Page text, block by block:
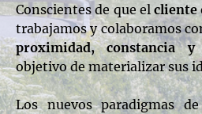
Conscientes de que el cliente
trabajamos y colaboramos
proximidad, constancia y
objetivo de materializar sus
Los nuevos paradigmas